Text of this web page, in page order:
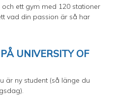
ett gym med 120 stationer
vad din passion är så har
UNIVERSITY OF
är ny student (så länge du